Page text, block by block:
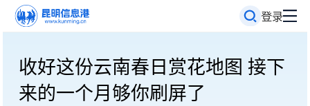
登录
收好这份云南春日赏花地图 接下
来的一个月够你刷屏了